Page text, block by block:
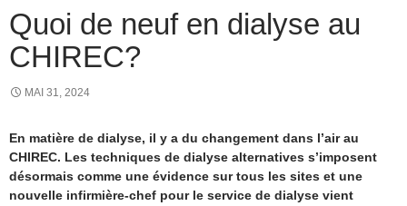
Quoi de neuf en dialyse au
CHIREC?
MAI 31, 2024
En matière de dialyse, il y a du changement dans l’air au
CHIREC. Les techniques de dialyse alternatives s’imposent
désormais comme une évidence sur tous les sites et une
nouvelle infirmière-chef pour le service de dialyse vient